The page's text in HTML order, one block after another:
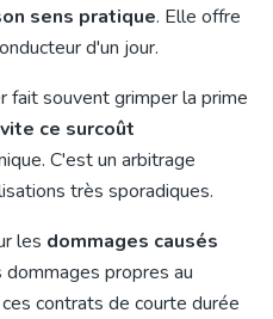
sens pratique. Elle offre
d'un jour.
fait souvent grimper la prime
ce surcoût
C'est un arbitrage
très sporadiques.
les dommages causés
propres au
contrats de courte durée